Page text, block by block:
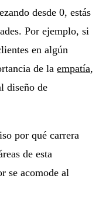
desde 0, estás
Por ejemplo, si
en algún
de la empatía,
diseño de
por qué carrera
de esta
se acomode al